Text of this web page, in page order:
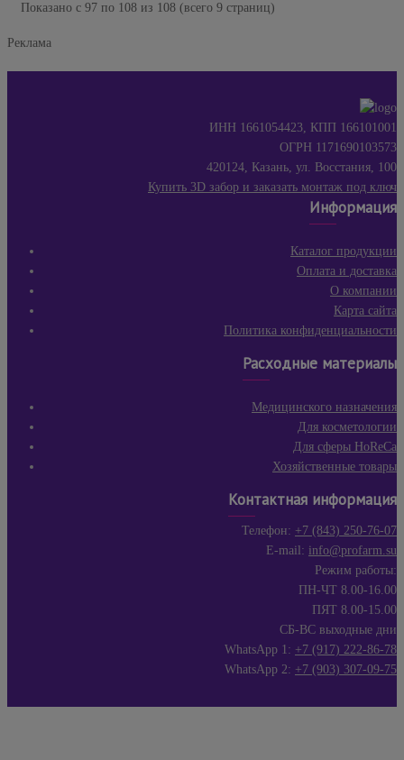
Показано с 97 по 108 из 108 (всего 9 страниц)
Реклама
ИНН 1661054423, КПП 166101001
ОГРН 1171690103573
420124, Казань, ул. Восстания, 100
Купить 3D забор и заказать монтаж под ключ
Информация
Каталог продукции
Оплата и доставка
О компании
Карта сайта
Политика конфиденциальности
Расходные материалы
Медицинского назначения
Для косметологии
Для сферы HoReCa
Хозяйственные товары
Контактная информация
Телефон: +7 (843) 250-76-07
E-mail: info@profarm.su
Режим работы:
ПН-ЧТ 8.00-16.00
ПЯТ 8.00-15.00
СБ-ВС выходные дни
WhatsApp 1: +7 (917) 222-86-78
WhatsApp 2: +7 (903) 307-09-75